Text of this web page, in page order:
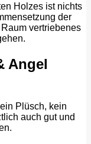
Holzes ist nichts
der
vertriebenes
Angel
Plüsch, kein
auch gut und